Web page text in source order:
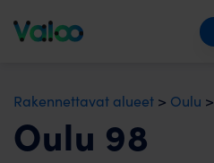
Rakennettavat alueet > Oulu >
Oulu 98